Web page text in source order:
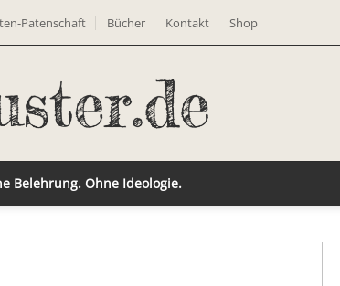
Patenschaft Bücher Kontakt Shop
Belehrung. Ohne Ideologie.